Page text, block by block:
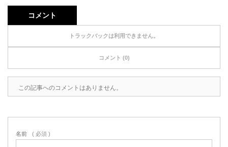
コメント
トラックバックは利用できません。
コメント (0)
この記事へのコメントはありません。
名前 ( 必須 )